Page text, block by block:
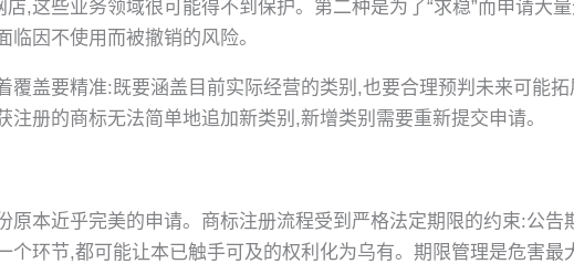
,这些业务领域很可能得不到保护。第二种是为了“求稳”而申请大
因不使用而被撤销的风险。
覆盖要精准:既要涵盖目前实际经营的类别,也要合理预判未来可能
注册的商标无法简单地追加新类别,新增类别需要重新提交申请。
原本近乎完美的申请。商标注册流程受到严格法定期限的约束:公告
个环节,都可能让本已触手可及的权利化为乌有。期限管理是危害最